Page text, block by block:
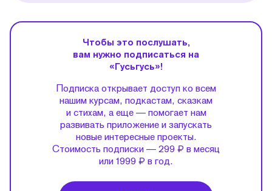
Чтобы это послушать,
вам нужно подписаться на
«Гусьгусь»!
Подписка открывает доступ ко всем
нашим курсам, подкастам, сказкам
и стихам, а еще — помогает нам
развивать приложение и запускать
новые интересные проекты.
Стоимость подписки — 299 ₽ в месяц
или 1999 ₽ в год.